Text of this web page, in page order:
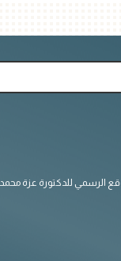
الرسمي للدكتورة عزة محمد